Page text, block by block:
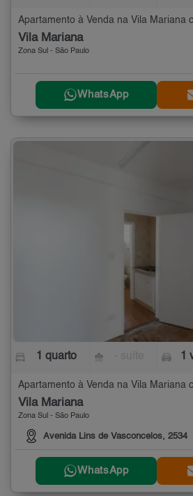
Apartamento à Venda na Vila Mariana
Vila Mariana
Zona Sul - São Paulo
WhatsApp
1 quarto 1
Apartamento à Venda na Vila Mariana
Vila Mariana
Zona Sul - São Paulo
Avenida Lins de Vasconcelos, 2534
WhatsApp